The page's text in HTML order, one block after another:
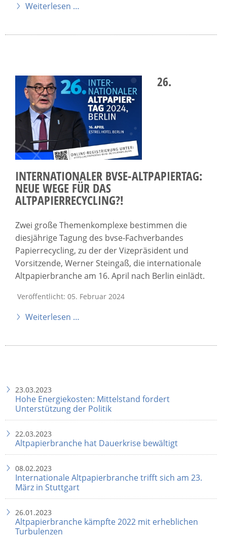
Weiterlesen …
26.
INTERNATIONALER BVSE-ALTPAPIERTAG:
NEUE WEGE FÜR DAS
ALTPAPIERRECYCLING?!
Zwei große Themenkomplexe bestimmen die
diesjährige Tagung des bvse-Fachverbandes
Papierrecycling, zu der der Vizepräsident und
Vorsitzende, Werner Steingaß, die internationale
Altpapierbranche am 16. April nach Berlin einlädt.
Veröffentlicht: 05. Februar 2024
Weiterlesen …
23.03.2023
Hohe Energiekosten: Mittelstand fordert
Unterstützung der Politik
22.03.2023
Altpapierbranche hat Dauerkrise bewältigt
08.02.2023
Internationale Altpapierbranche trifft sich am 23.
März in Stuttgart
26.01.2023
Altpapierbranche kämpfte 2022 mit erheblichen
Turbulenzen